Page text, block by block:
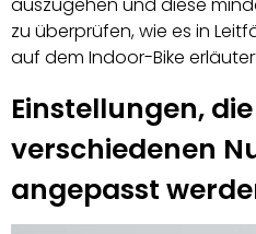
auszugehen und diese
zu überprüfen, wie es in
auf dem Indoor-Bike
Einstellungen,
verschiedenen
angepasst